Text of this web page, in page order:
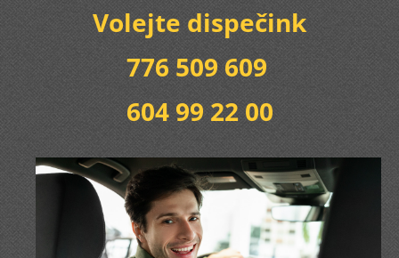
Volejte dispečink
776 509 609
604 99 22 00